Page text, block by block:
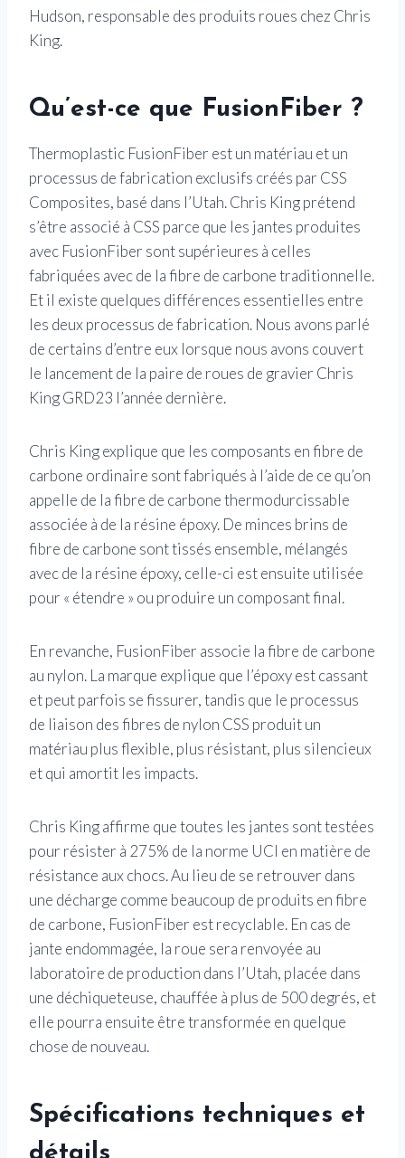
Hudson, responsable des produits roues chez Chris
King.
Qu’est-ce que FusionFiber ?
Thermoplastic FusionFiber est un matériau et un
processus de fabrication exclusifs créés par CSS
Composites, basé dans l’Utah. Chris King prétend
s’être associé à CSS parce que les jantes produites
avec FusionFiber sont supérieures à celles
fabriquées avec de la fibre de carbone traditionnelle.
Et il existe quelques différences essentielles entre
les deux processus de fabrication. Nous avons parlé
de certains d’entre eux lorsque nous avons couvert
le lancement de la paire de roues de gravier Chris
King GRD23 l’année dernière.
Chris King explique que les composants en fibre de
carbone ordinaire sont fabriqués à l’aide de ce qu’on
appelle de la fibre de carbone thermodurcissable
associée à de la résine époxy. De minces brins de
fibre de carbone sont tissés ensemble, mélangés
avec de la résine époxy, celle-ci est ensuite utilisée
pour « étendre » ou produire un composant final.
En revanche, FusionFiber associe la fibre de carbone
au nylon. La marque explique que l’époxy est cassant
et peut parfois se fissurer, tandis que le processus
de liaison des fibres de nylon CSS produit un
matériau plus flexible, plus résistant, plus silencieux
et qui amortit les impacts.
Chris King affirme que toutes les jantes sont testées
pour résister à 275% de la norme UCI en matière de
résistance aux chocs. Au lieu de se retrouver dans
une décharge comme beaucoup de produits en fibre
de carbone, FusionFiber est recyclable. En cas de
jante endommagée, la roue sera renvoyée au
laboratoire de production dans l’Utah, placée dans
une déchiqueteuse, chauffée à plus de 500 degrés, et
elle pourra ensuite être transformée en quelque
chose de nouveau.
Spécifications techniques et